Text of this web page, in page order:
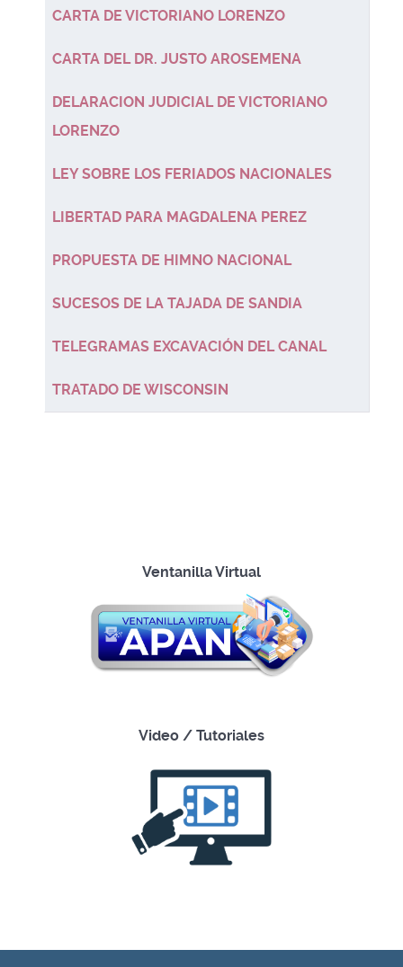
CARTA DE VICTORIANO LORENZO
CARTA DEL DR. JUSTO AROSEMENA
DELARACION JUDICIAL DE VICTORIANO
LORENZO
LEY SOBRE LOS FERIADOS NACIONALES
LIBERTAD PARA MAGDALENA PEREZ
PROPUESTA DE HIMNO NACIONAL
SUCESOS DE LA TAJADA DE SANDIA
TELEGRAMAS EXCAVACIÓN DEL CANAL
TRATADO DE WISCONSIN
Ventanilla Virtual
Video / Tutoriales